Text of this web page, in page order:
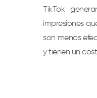
TikTok
impresiones
son menos
y tienen un